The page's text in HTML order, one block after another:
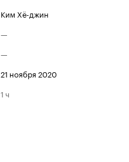
Ким Хё-джин
—
—
21 ноября 2020
1 ч